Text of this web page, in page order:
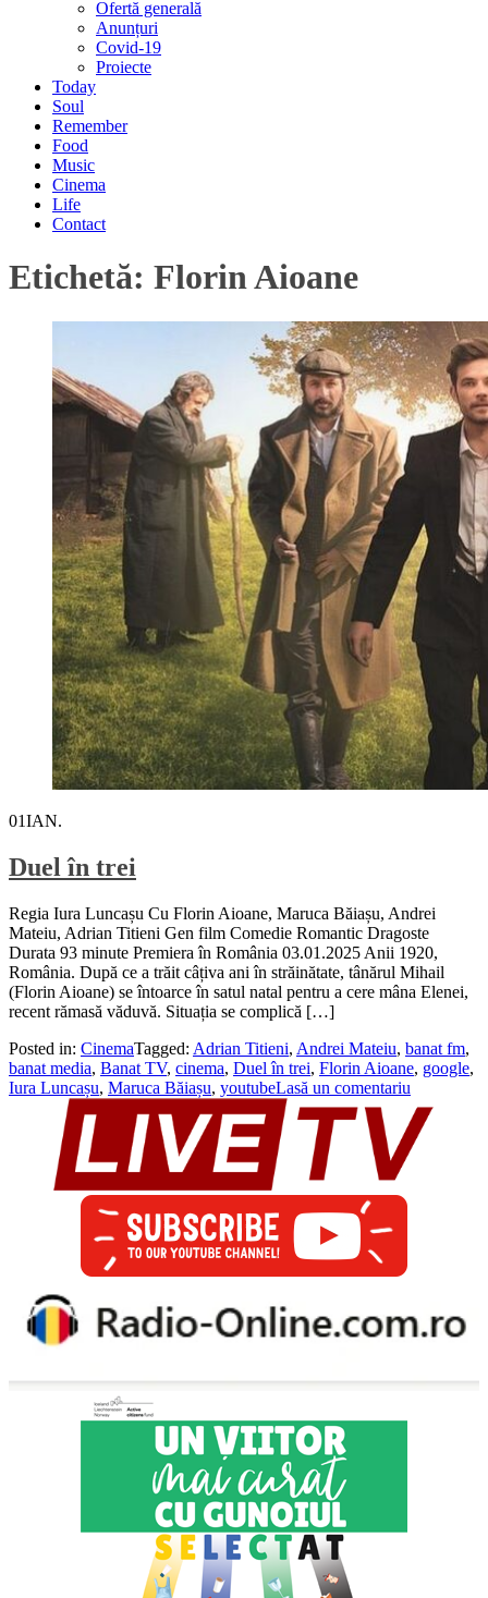
Ofertă generală
Anunțuri
Covid-19
Proiecte
Today
Soul
Remember
Food
Music
Cinema
Life
Contact
Etichetă: Florin Aioane
01IAN.
Duel în trei
Regia Iura Luncașu Cu Florin Aioane, Maruca Băiașu, Andrei
Mateiu, Adrian Titieni Gen film Comedie Romantic Dragoste
Durata 93 minute Premiera în România 03.01.2025 Anii 1920,
România. După ce a trăit câțiva ani în străinătate, tânărul Mihail
(Florin Aioane) se întoarce în satul natal pentru a cere mâna Elenei,
recent rămasă văduvă. Situația se complică […]
Posted in: CinemaTagged: Adrian Titieni, Andrei Mateiu, banat fm,
banat media, Banat TV, cinema, Duel în trei, Florin Aioane, google,
Iura Luncașu, Maruca Băiașu, youtubeLasă un comentariu